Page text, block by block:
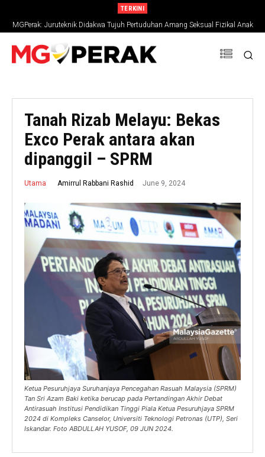
TERKINI
MGPerak: Juruteknik Didakwa Tujuh Pertuduhan Amang Seksual Fizikal Anak
Tiri
Tanah Rizab Melayu: Bekas
Exco Perak antara akan
dipanggil – SPRM
Utama Amirrul Rabbani Rashid June 9, 2024
Ketua Pesuruhjaya Suruhanjaya Pencegahan Rasuah Malaysia (SPRM)
Tan Sri Azam Baki ketika berucap pada Pertandingan Akhir Debat
Antirasuah Institusi Pendidikan Tinggi Piala Ketua Pesuruhjaya SPRM
2024 di Kompleks Canselor, Universiti Teknologi Petronas (UTP), Seri
Iskandar. Foto ABDULLAH YUSOF, 09 JUN 2024.